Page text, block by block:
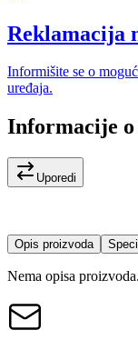
Reklamacija
Informišite se o
uređaja.
Informacije
Uporedi
Opis proizvoda
Nema opisa proizvoda.